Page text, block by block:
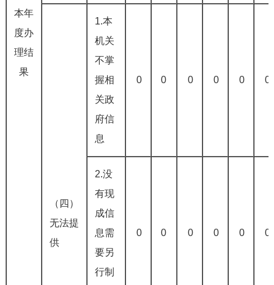
本年
度办
理结
果
（四）
无法提
供
1.本
机关
不掌
握相
关政
府信
息
0 0 0 0 0 0
2.没
有现
成信
息需
要另
行制
0 0 0 0 0 0